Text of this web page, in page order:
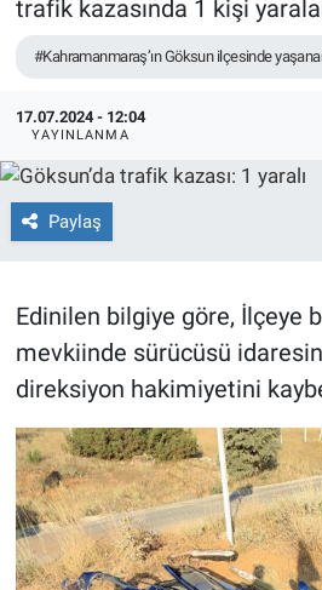
trafik kazasında 1 kişi
#Kahramanmaraş’ın Göksun ilçesinde
17.07.2024 - 12:04
YAYINLANMA
Paylaş
Edinilen bilgiye göre, İlçeye
mevkiinde sürücüsü
direksiyon hakimiyetini
Spor
Kültür Sanat
Sağlık
TEKNOLOJİ
İlçeler
Bilim, Teknoloji
ASAYİŞ
Tüm Manşetler
Son Dakika Haberleri
Haber Arşivi